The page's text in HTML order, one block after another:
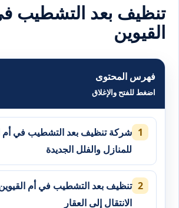
تنظيف بعد التشطيب
القيوين
فهرس المحتوى
اضغط للفتح والإغلاق
شركة تنظيف بعد التشطيب في أم
للمنازل والفلل الجديدة
تنظيف بعد التشطيب في أم
الانتقال إلى العقار